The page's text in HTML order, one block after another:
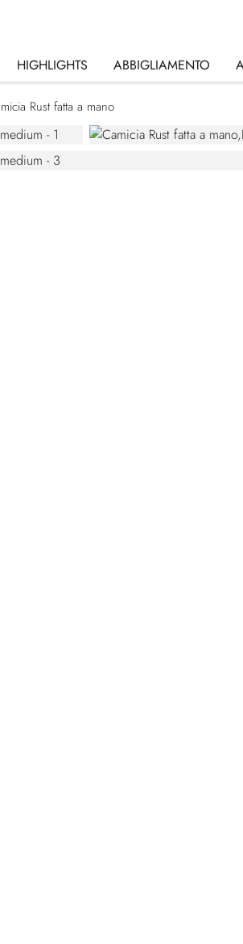
HIGHLIGHTS ABBIGLIAMENTO
Rust fatta a mano